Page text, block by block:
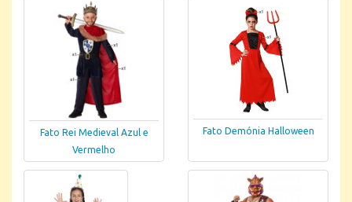
Fato Rei Medieval Azul e
Vermelho
Fato Demónia Halloween